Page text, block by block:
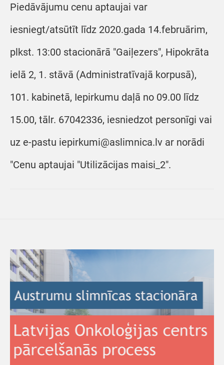
Piedāvājumu cenu aptaujai var
iesniegt/atsūtīt līdz 2020.gada 14.februārim,
plkst. 13:00 stacionārā "Gaiļezers", Hipokrāta
ielā 2, 1. stāvā (Administratīvajā korpusā),
101. kabinetā, Iepirkumu daļā no 09.00 līdz
15.00, tālr. 67042336, iesniedzot personīgi vai
uz e-pastu iepirkumi@aslimnica.lv ar norādi
"Cenu aptaujai "Utilizācijas maisi_2".